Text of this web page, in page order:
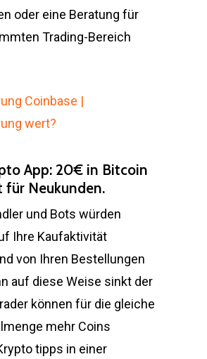
oder eine Beratung für
Trading-Bereich
Coinbase |
wert?
App: 20€ in Bitcoin
für Neukunden.
und Bots würden
Ihre Kaufaktivität
von Ihren Bestellungen
auf diese Weise sinkt der
können für die gleiche
mehr Coins
tipps in einer